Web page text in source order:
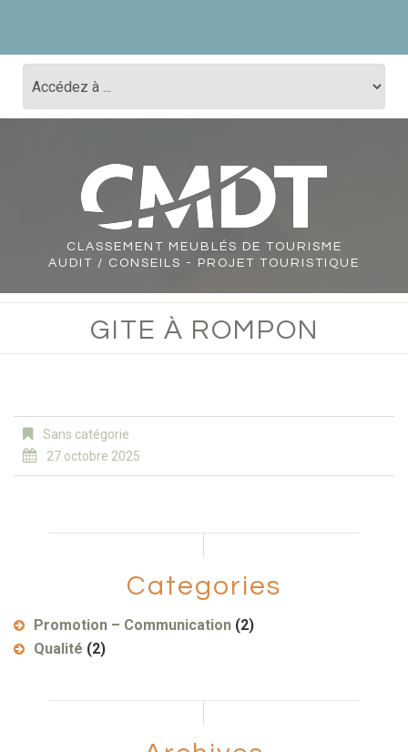
CLASSEMENT
MEUBLÉS DE TOURISME
AUDIT / CONSEILS - PROJET TOURISTIQUE
GITE À ROMPON
Sans catégorie
27 octobre 2025
Categories
Promotion – Communication (2)
Qualité (2)